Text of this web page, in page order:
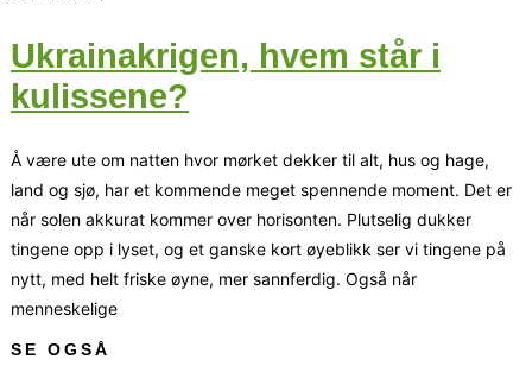
Ukrainakrigen, hvem står i
kulissene?
Å være ute om natten hvor mørket dekker til alt, hus og hage,
land og sjø, har et kommende meget spennende moment. Det er
når solen akkurat kommer over horisonten. Plutselig dukker
tingene opp i lyset, og et ganske kort øyeblikk ser vi tingene på
nytt, med helt friske øyne, mer sannferdig. Også når
menneskelige
SE OGSÅ